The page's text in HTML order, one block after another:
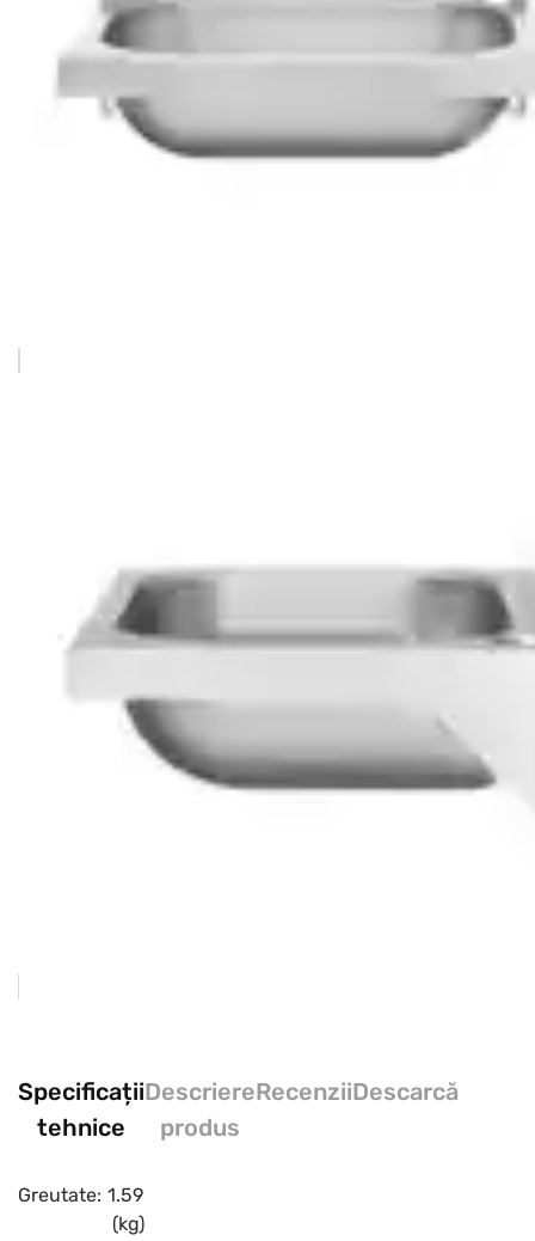
Specificații
tehnice
Descriere
produs
RecenziiDescarcă
Greutate: 1.59
(kg)